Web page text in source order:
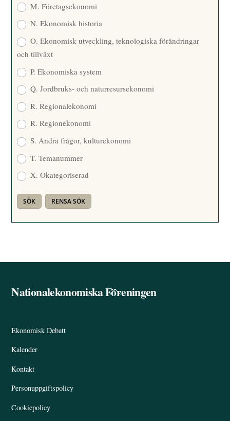
M. Företagsekonomi
N. Ekonomisk historia
O. Ekonomisk utveckling, teknologiska förändringar
och tillväxt
P. Ekonomiska system
Q. Jordbruks- och naturresursekonomi
R. Regionalekonomi
R. Regionekonomi
S. Andra frågor, kulturekonomi
T. Temanummer
X. Okategoriserad
Back
Nationalekonomiska Föreningen
Ekonomisk Debatt
Kalender
Kontakt
Personuppgiftspolicy
Cookiepolicy